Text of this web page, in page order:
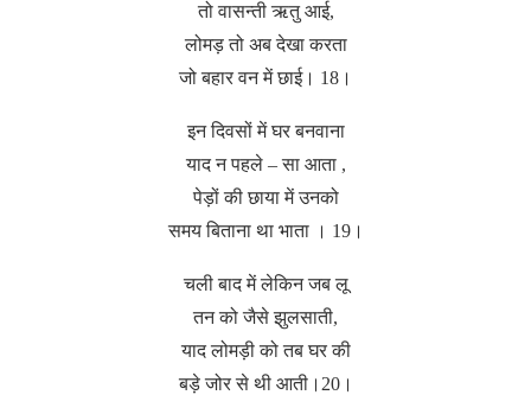
तो वासन्ती ऋतु आई,
लोमड़ तो अब देखा करता
जो बहार वन में छाई। 18।
इन दिवसों में घर बनवाना
याद न पहले – सा आता ,
पेड़ों की छाया में उनको
समय बिताना था भाता । 19।
चली बाद में लेकिन जब लू
तन को जैसे झुलसाती,
याद लोमड़ी को तब घर की
बड़े जोर से थी आती।20।